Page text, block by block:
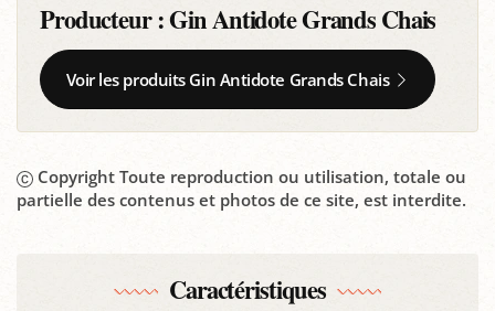
Producteur :Gin Antidote Grands Chais
Voir les produits Gin Antidote Grands Chais
Copyright Toute reproduction ou utilisation, totale ou
partielle des contenus et photos de ce site, est interdite.
Caractéristiques